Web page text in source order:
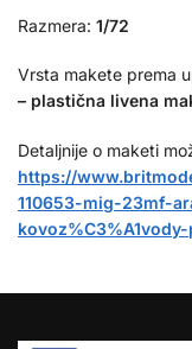
Razmera: 1/72
Vrsta makete prema
– plastična livena
Detaljnije o maketi
https://
110653-mig-23mf-